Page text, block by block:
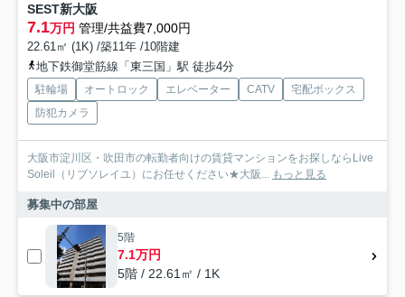
SEST新大阪
7.1万円 管理/共益費7,000円
22.61㎡ (1K) /築11年 /10階建
地下鉄御堂筋線「東三国」駅 徒歩4分
駐輪場 オートロック エレベーター CATV
宅配ボックス
防犯カメラ
大阪市淀川区・吹田市の転勤者向けの賃貸マンションをお探しならLive
Soleil（リブソレイユ）にお任せください★大阪... もっと見る
募集中の部屋
5階
7.1万円
5階 / 22.61㎡ / 1K